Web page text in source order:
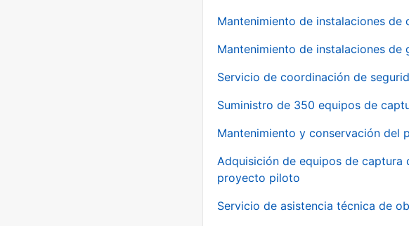
Mantenimiento de instalaciones de
Mantenimiento de instalaciones de
Servicio de coordinación de
Suministro de 350 equipos de
Mantenimiento y conservación del
Adquisición de equipos de
proyecto piloto
Servicio de asistencia técnica de